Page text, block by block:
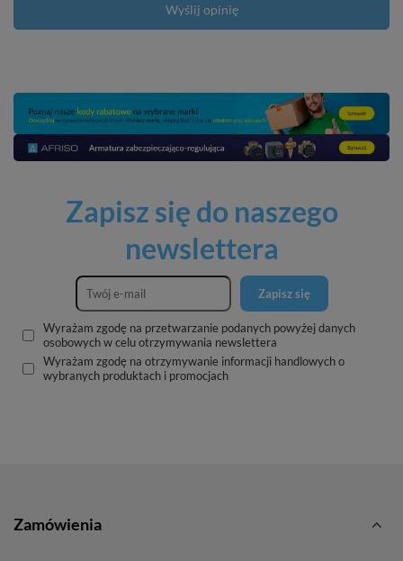
Wyślij opinię
Zapisz się do naszego
newslettera
Zapisz się
Wyrażam zgodę na przetwarzanie podanych powyżej danych
osobowych w celu otrzymywania newslettera
Wyrażam zgodę na otrzymywanie informacji handlowych o
wybranych produktach i promocjach
Zamówienia